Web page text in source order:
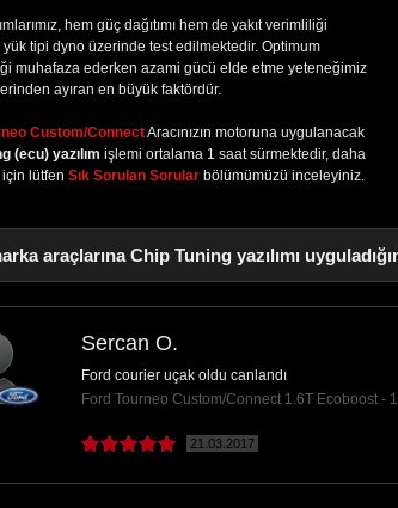
PAYLAŞ
hem güç dağıtımı hem de yakıt verimliliği
yük tipi dyno üzerinde test edilmektedir. Optimum
muhafaza ederken azami gücü elde etme yeteneğimiz
ayıran en büyük faktördür.
Custom/ConnectAracınızın motoruna uygulanacak
(ecu) yazılım işlemi ortalama 1 saat sürmektedir, daha
lütfen Sık Sorulan Sorular bölümümüzü inceleyiniz.
araçlarına Chip Tuning yazılımı
Sercan O.
Ford courier uçak oldu canlandı
Ford Tourneo Custom/Connect 1.6T Ecoboost -
21.03.2017